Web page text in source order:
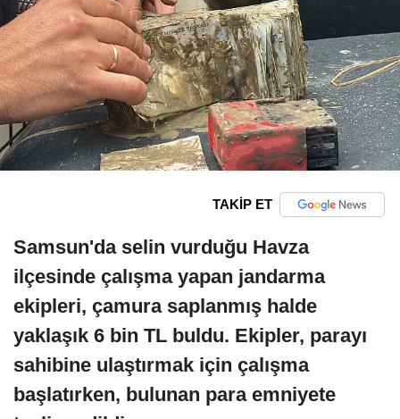
TAKİP ET
Samsun'da selin vurduğu Havza
ilçesinde çalışma yapan jandarma
ekipleri, çamura saplanmış halde
yaklaşık 6 bin TL buldu. Ekipler, parayı
sahibine ulaştırmak için çalışma
başlatırken, bulunan para emniyete